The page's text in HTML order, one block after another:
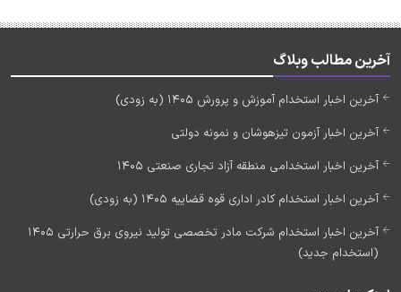
آخرین مطالب وبلاگ
آخرین اخبار استخدام آموزش و پرورش 1405 (به زودی)
آخرین اخبار آزمون تیزهوشان و نمونه دولتی
آخرین اخبار استخدامی منطقه آزاد تجاری صنعتی 1405
آخرین اخبار استخدام کادر اداری قوه قضاییه 1405 (به زودی)
آخرین اخبار استخدام شرکت مادر تخصصی تولید نیروی برق حرارتی 1405
(استخدام جدید)